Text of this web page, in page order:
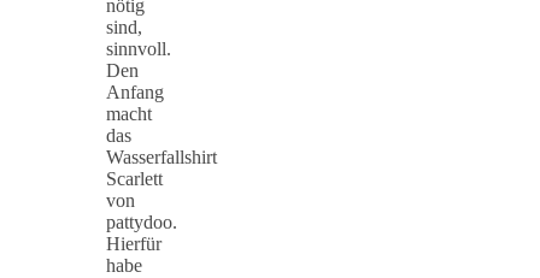
nötig
sind,
sinnvoll.
Den
Anfang
macht
das
Wasserfallshirt
Scarlett
von
pattydoo.
Hierfür
habe